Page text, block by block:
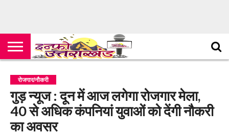
रोजगार/नौकरी
गुड़ न्यूज : दून में आज लगेगा रोजगार मेला,
40 से अधिक कंपनियां युवाओं को देंगी नौकरी
का अवसर